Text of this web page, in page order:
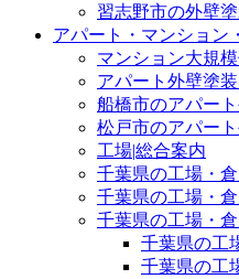
習志野市の外壁
アパート・マンション
マンション大規
アパート外壁塗
船橋市のアパー
松戸市のアパー
工場|総合案内
千葉県の工場・
千葉県の工場・
千葉県の工場・
千葉県の工
千葉県の工